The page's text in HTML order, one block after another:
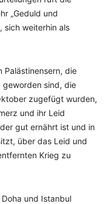
„Geduld und
sich weiterhin als
Palästinensern, die
sind, die
zugefügt wurden,
und ihr Leid
gut ernährt ist und in
über das Leid und
Krieg zu
und Istanbul